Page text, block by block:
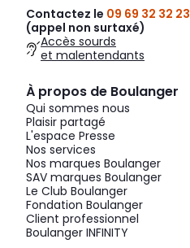
Contactez le 09 69 32 32 23
(appel non surtaxé)
Accès sourds
et malentendants
À propos de Boulanger
Qui sommes nous
Plaisir partagé
L'espace Presse
Nos services
Nos marques Boulanger
SAV marques Boulanger
Le Club Boulanger
Fondation Boulanger
Client professionnel
Boulanger INFINITY